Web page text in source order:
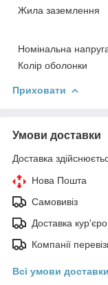
Жила заземлення
Номінальна
Колір оболонки
Приховати
Умови доставки
Доставка
Нова Пошта
Самовивіз
Доставка
Компанії
Всі умови доставки